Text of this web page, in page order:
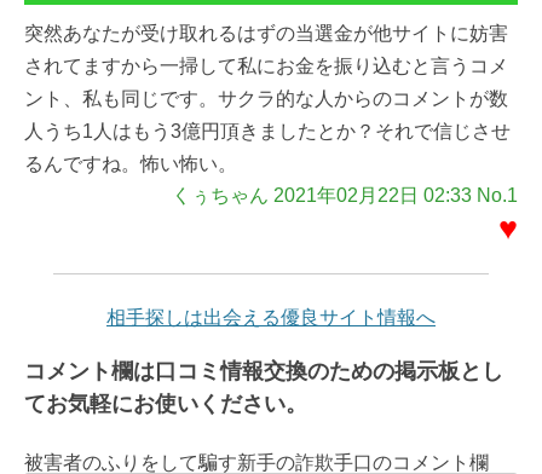
突然あなたが受け取れるはずの当選金が他サイトに妨害
されてますから一掃して私にお金を振り込むと言うコメ
ント、私も同じです。サクラ的な人からのコメントが数
人うち1人はもう3億円頂きましたとか？それで信じさせ
るんですね。怖い怖い。
くぅちゃん 2021年02月22日 02:33 No.1
♥
相手探しは出会える優良サイト情報へ
コメント欄は口コミ情報交換のための掲示板とし
てお気軽にお使いください。
被害者のふりをして騙す新手の詐欺手口のコメント欄